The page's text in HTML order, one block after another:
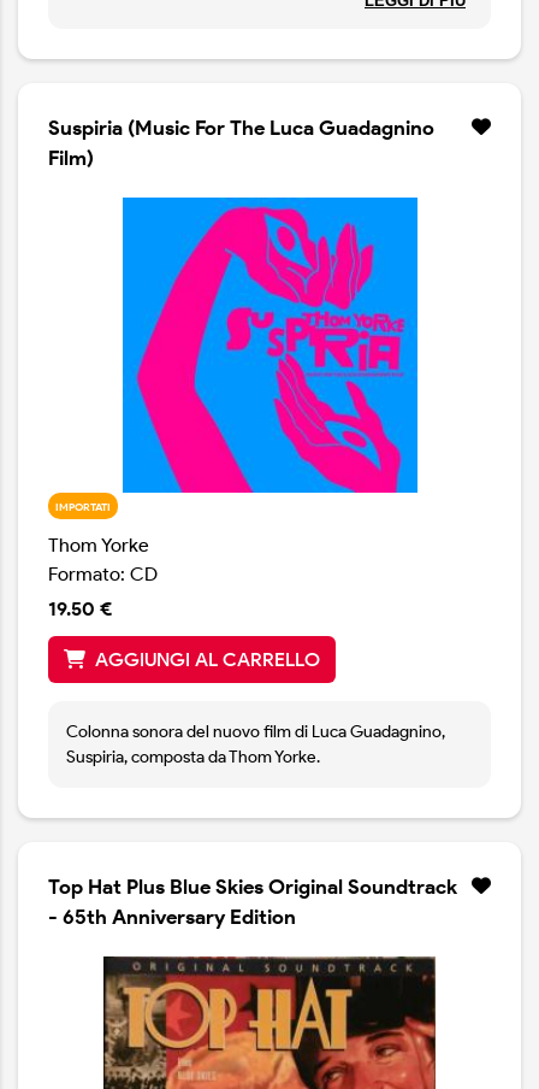
Suspiria (Music For The Luca Guadagnino
Film)
IMPORTATI
Thom Yorke
Formato: CD
19.50 €
AGGIUNGI AL CARRELLO
Colonna sonora del nuovo film di Luca Guadagnino,
Suspiria, composta da Thom Yorke.
Top Hat Plus Blue Skies Original Soundtrack
- 65th Anniversary Edition